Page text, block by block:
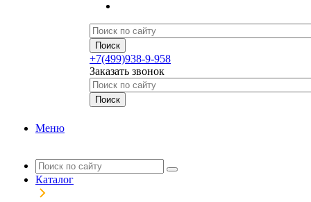
+7(499)938-9-958
Заказать звонок
Меню
Каталог